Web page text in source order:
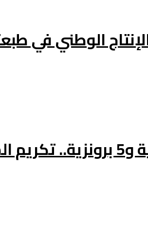
الوطني في